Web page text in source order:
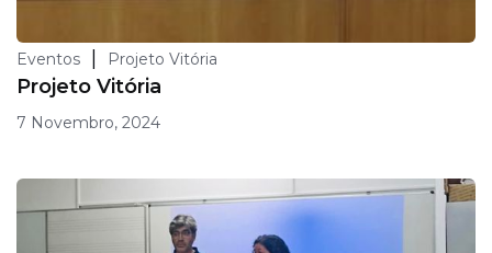
Eventos Projeto Vitória
Projeto Vitória
7 Novembro, 2024